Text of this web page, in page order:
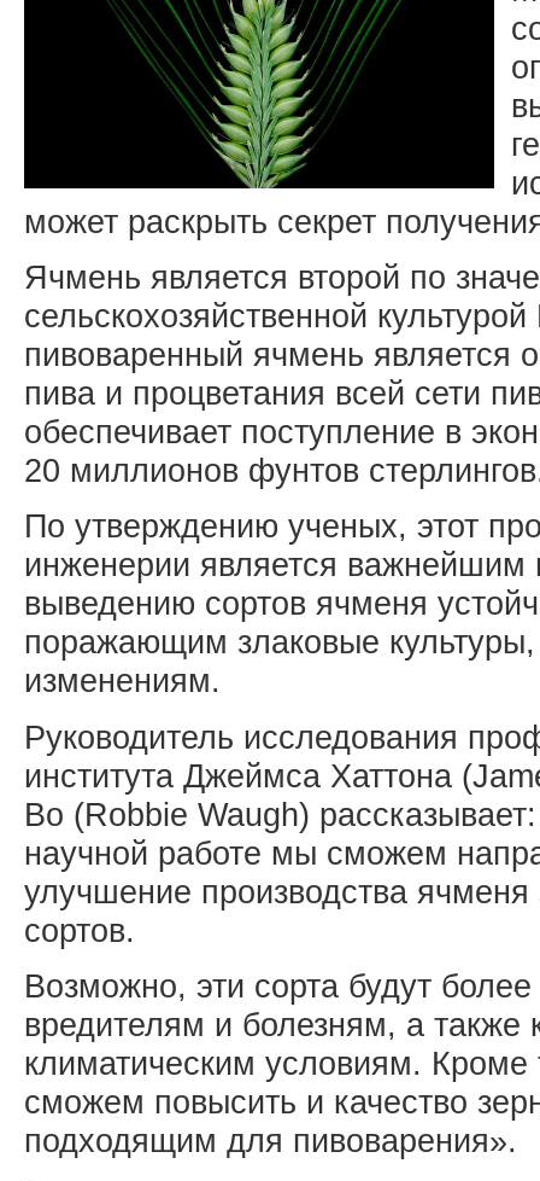
может раскрыть секрет
Ячмень является второй по
сельскохозяйственной
пивоваренный ячмень является
пива и процветания всей сети
обеспечивает поступление в
20 миллионов фунтов
По утверждению ученых, этот
инженерии является важнейшим
выведению сортов ячменя
поражающим злаковые
изменениям.
Руководитель исследования
института Джеймса Хаттона
Во (Robbie Waugh)
научной работе мы сможем
улучшение производства
сортов.
Возможно, эти сорта будут
вредителям и болезням, а также
климатическим условиям.
сможем повысить и качество
подходящим для пивоварения».